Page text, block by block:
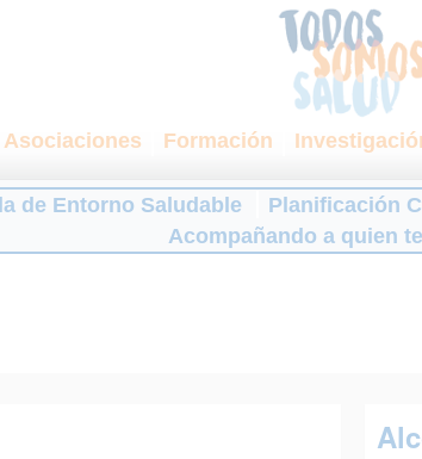
Asociaciones Formación
de Entorno Saludable Planificación
Acompañando a quien